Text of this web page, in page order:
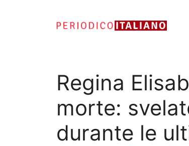
Regina
morte:
durante le